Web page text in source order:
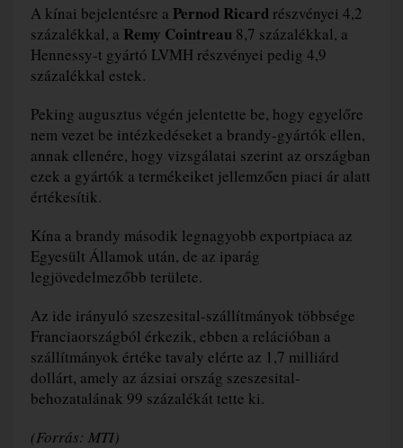
A kínai bejelentésre a Pernod Ricard részvényei 4,2
százalékkal, a Remy Cointreau 8,7 százalékkal, a
Hennessy-t gyártó LVMH részvényei pedig 4,9
százalékkal estek.
Peking augusztus végén jelentette be, hogy egyelőre
nem vezet be intézkedéseket a brandy-gyártók ellen,
annak ellenére, hogy vizsgálatai szerint az országban
ezek a gyártók a termékeiket jellemzően piaci ár alatt
értékesítik.
Kína a brandy második legnagyobb exportpiaca az
Egyesült Államok után, de az iparág
legjövedelmezőbb területe.
Az ide irányuló szeszesital-szállítmányok többsége
Franciaországból érkezik, ebben a relációban a
szállítmányok értéke tavaly elérte az 1,7 milliárd
dollárt, amely az ázsiai ország szeszesital-
behozatalának 99 százalékát tette ki.
(Forrás: MTI)